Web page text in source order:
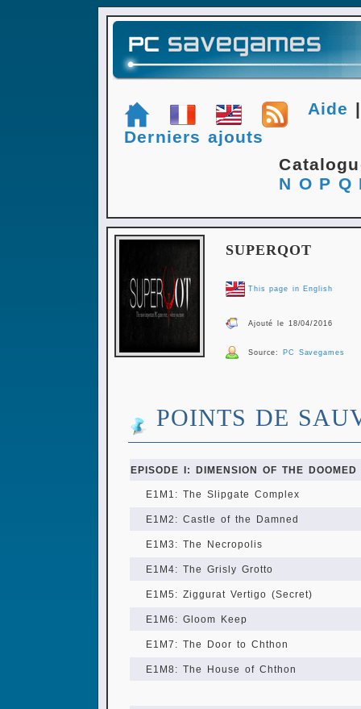
Aide
Derniers ajouts
N O P Q
SUPERQOT
This page in English
Ajouté le 18/04/2016
Source: PC Savegames
POINTS DE
EPISODE I: DIMENSION OF THE DOOMED
E1M1: The Slipgate Complex
E1M2: Castle of the Damned
E1M3: The Necropolis
E1M4: The Grisly Grotto
E1M5: Ziggurat Vertigo (Secret)
E1M6: Gloom Keep
E1M7: The Door to Chthon
E1M8: The House of Chthon